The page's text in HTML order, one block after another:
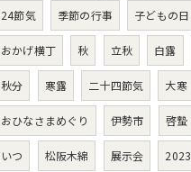
24節気 季節の行事 子どもの日
おかげ横丁 秋 立秋 白露
秋分 寒露 二十四節気 大寒
おひなさまめぐり 伊勢市 啓蟄
いつ 松阪木綿 展示会 2023